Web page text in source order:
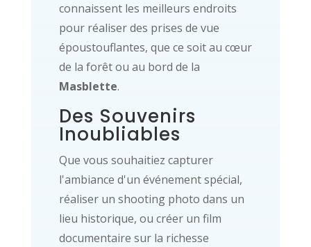
connaissent les meilleurs endroits
pour réaliser des prises de vue
époustouflantes, que ce soit au cœur
de la forêt ou au bord de la
Masblette.
Des Souvenirs
Inoubliables
Que vous souhaitiez capturer
l'ambiance d'un événement spécial,
réaliser un shooting photo dans un
lieu historique, ou créer un film
documentaire sur la richesse